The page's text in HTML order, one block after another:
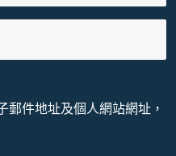
郵件地址及個人網站網址，